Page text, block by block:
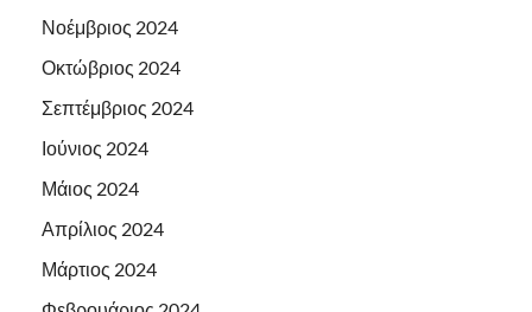
Νοέμβριος 2024
Οκτώβριος 2024
Σεπτέμβριος 2024
Ιούνιος 2024
Μάιος 2024
Απρίλιος 2024
Μάρτιος 2024